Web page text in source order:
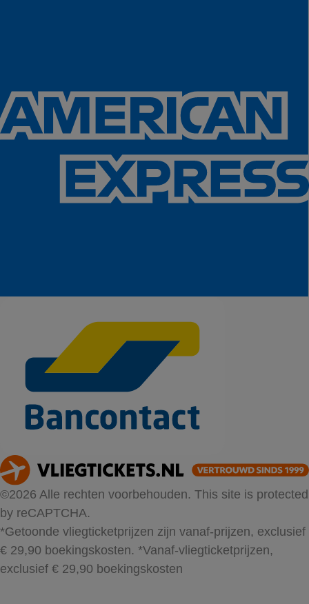
©2026 Alle rechten voorbehouden. This site is protected
by reCAPTCHA.
*Getoonde vliegticketprijzen zijn vanaf-prijzen, exclusief
€ 29,90 boekingskosten. *Vanaf-vliegticketprijzen,
exclusief € 29,90 boekingskosten